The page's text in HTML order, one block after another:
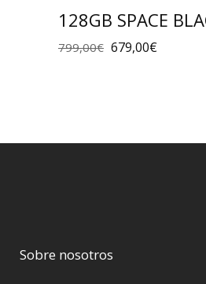
128GB SPACE
799,00€ 679,00€
Sobre nosotros